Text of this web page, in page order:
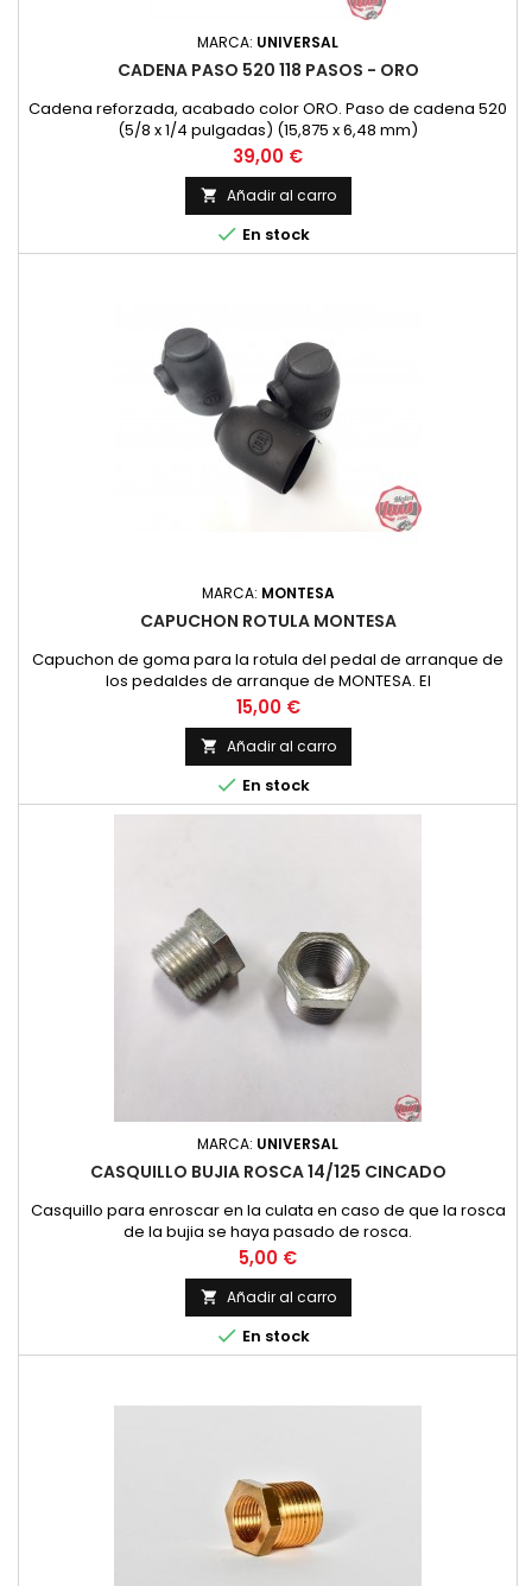
MARCA: UNIVERSAL
CADENA PASO 520 118 PASOS - ORO
Cadena reforzada, acabado color ORO. Paso de cadena 520
(5/8 x 1/4 pulgadas) (15,875 x 6,48 mm)
Precio
39,00 €
 Añadir al carro
 En stock
MARCA: MONTESA
CAPUCHON ROTULA MONTESA
Capuchon de goma para la rotula del pedal de arranque de
los pedaldes de arranque de MONTESA. El
Precio
15,00 €
 Añadir al carro
 En stock
MARCA: UNIVERSAL
CASQUILLO BUJIA ROSCA 14/125 CINCADO
Casquillo para enroscar en la culata en caso de que la rosca
de la bujia se haya pasado de rosca.
Precio
5,00 €
 Añadir al carro
 En stock